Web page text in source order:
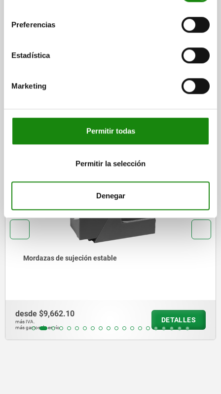
Preferencias
Estadística
Marketing
Permitir todas
Permitir la selección
Denegar
DESCARGAS
Otros clientes también
compraron
de sujeción estable
de envío
más